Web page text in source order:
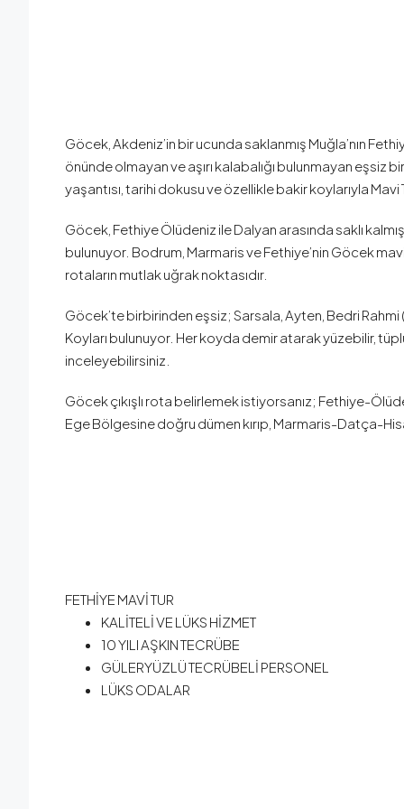
Göcek, Akdeniz’in bir ucunda saklanmış Muğla’nın
önünde olmayan ve aşırı kalabalığı bulunmayan eşsiz
yaşantısı, tarihi dokusu ve özellikle bakir koylarıyla Mavi
Göcek, Fethiye Ölüdeniz ile Dalyan arasında saklı
bulunuyor. Bodrum, Marmaris ve Fethiye’nin Göcek
rotaların mutlak uğrak noktasıdır.
Göcek’te birbirinden eşsiz; Sarsala, Ayten, Bedri
Koyları bulunuyor. Her koyda demir atarak yüzebilir,
inceleyebilirsiniz.
Göcek çıkışlı rota belirlemek istiyorsanız; Fethiye-
Ege Bölgesine doğru dümen kırıp, Marmaris-Datça-
FETHİYE MAVİ TUR
KALİTELİ VE LÜKS HİZMET
10 YILI AŞKIN TECRÜBE
GÜLERYÜZLÜ TECRÜBELİ PERSONEL
LÜKS ODALAR